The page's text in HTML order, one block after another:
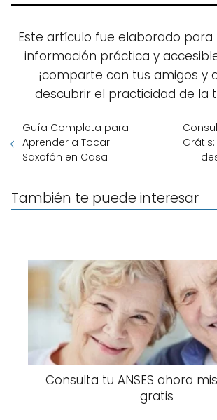
Este artículo fue elaborado
información práctica y
¡comparte con tus amigos y
descubrir el practicidad de la
Guía Completa para
Aprender a Tocar
Saxofón en Casa
También te puede interesar
Consulta tu ANSES ahora
gratis